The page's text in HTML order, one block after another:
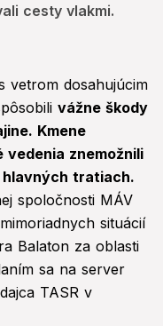
cesty vlakmi.
vetrom dosahujúcim
vážne škody
Kmene
znemožnili
tratiach.
spoločnosti MÁV
situácií
Balaton za oblasti
sa na server
TASR v